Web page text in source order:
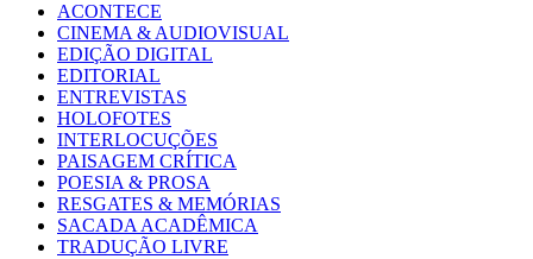
ACONTECE
CINEMA & AUDIOVISUAL
EDIÇÃO DIGITAL
EDITORIAL
ENTREVISTAS
HOLOFOTES
INTERLOCUÇÕES
PAISAGEM CRÍTICA
POESIA & PROSA
RESGATES & MEMÓRIAS
SACADA ACADÊMICA
TRADUÇÃO LIVRE